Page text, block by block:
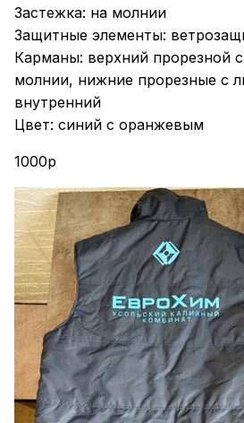
Застежка: на молнии
Защитные элементы:
Карманы: верхний прорезной
молнии, нижние прорезные с
внутренний
Цвет: синий с оранжевым
1000р